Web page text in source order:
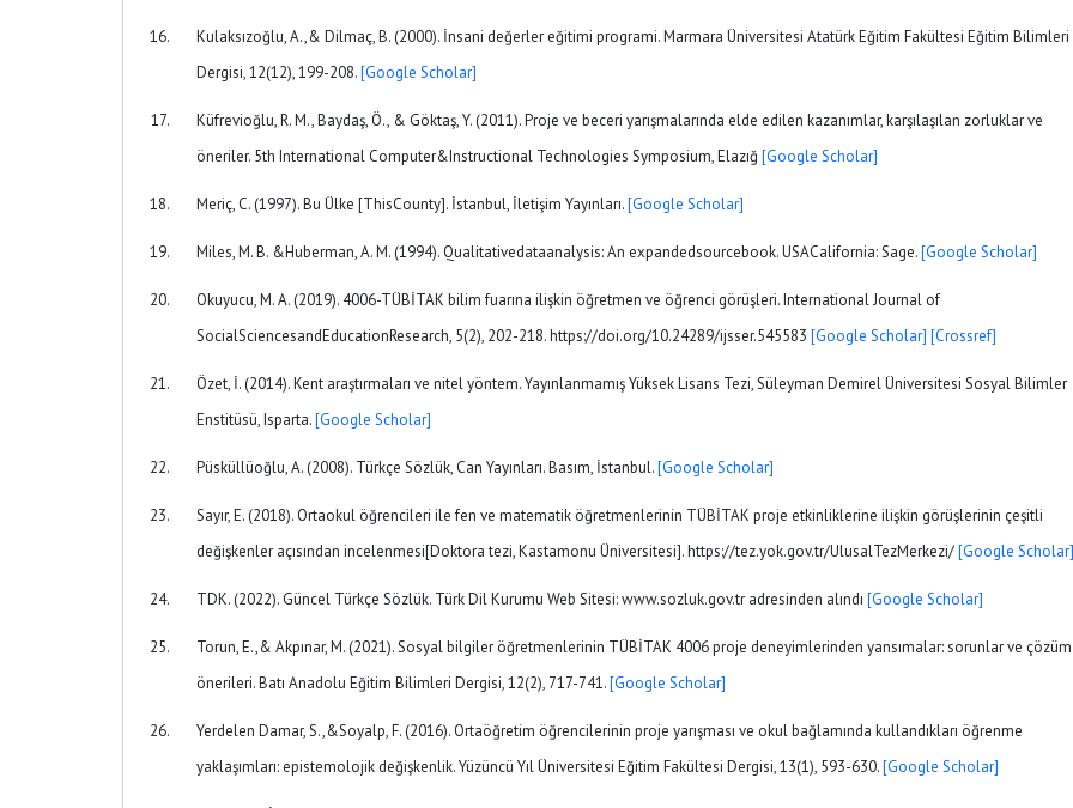
Kulaksızoğlu, A.,& Dilmaç, B. (2000). İnsani değerler eğitimi programi. Marmara Üniversitesi Atatürk Eğitim Fakültesi Eğitim Bilimleri
Dergisi, 12(12), 199-208.[Google Scholar]
Küfrevioğlu, R. M., Baydaş, Ö., & Göktaş, Y. (2011). Proje ve beceri yarışmalarında elde edilen kazanımlar, karşılaşılan zorluklar ve
öneriler. 5th International Computer&Instructional Technologies Symposium, Elazığ [Google Scholar]
Meriç, C. (1997). Bu Ülke [ThisCounty]. İstanbul, İletişim Yayınları.[Google Scholar]
Miles, M. B. &Huberman, A. M. (1994). Qualitativedataanalysis: An expandedsourcebook. USACalifornia: Sage.[Google Scholar]
Okuyucu, M. A. (2019). 4006-TÜBİTAK bilim fuarına ilişkin öğretmen ve öğrenci görüşleri. International Journal of
SocialSciencesandEducationResearch, 5(2), 202-218. https://doi.org/10.24289/ijsser.545583 [Google Scholar] [Crossref]
Özet, İ. (2014). Kent araştırmaları ve nitel yöntem. Yayınlanmamış Yüksek Lisans Tezi, Süleyman Demirel Üniversitesi Sosyal Bilimler
Enstitüsü, Isparta.[Google Scholar]
Püsküllüoğlu, A. (2008). Türkçe Sözlük, Can Yayınları. Basım, İstanbul.[Google Scholar]
Sayır, E. (2018). Ortaokul öğrencileri ile fen ve matematik öğretmenlerinin TÜBİTAK proje etkinliklerine ilişkin görüşlerinin çeşitli
değişkenler açısından incelenmesi[Doktora tezi, Kastamonu Üniversitesi]. https://tez.yok.gov.tr/UlusalTezMerkezi/[Google Scholar]
TDK. (2022). Güncel Türkçe Sözlük. Türk Dil Kurumu Web Sitesi: www.sozluk.gov.tr adresinden alındı [Google Scholar]
Torun, E.,& Akpınar, M. (2021). Sosyal bilgiler öğretmenlerinin TÜBİTAK 4006 proje deneyimlerinden yansımalar: sorunlar ve çözüm
önerileri. Batı Anadolu Eğitim Bilimleri Dergisi, 12(2), 717-741.[Google Scholar]
Yerdelen Damar, S.,&Soyalp, F. (2016). Ortaöğretim öğrencilerinin proje yarışması ve okul bağlamında kullandıkları öğrenme
yaklaşımları: epistemolojik değişkenlik. Yüzüncü Yıl Üniversitesi Eğitim Fakültesi Dergisi, 13(1), 593-630.[Google Scholar]